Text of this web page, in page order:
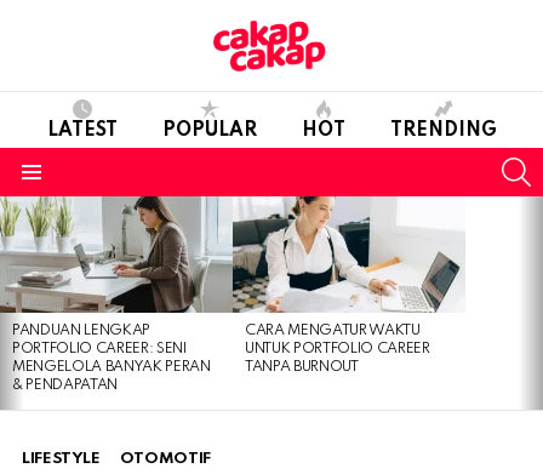
LATEST POPULAR HOT TRENDING
LATEST
STORIES
PANDUAN LENGKAP
PORTFOLIO CAREER: SENI
MENGELOLA BANYAK PERAN
& PENDAPATAN
CARA MENGATUR WAKTU
UNTUK PORTFOLIO CAREER
TANPA BURNOUT
LIFESTYLE OTOMOTIF